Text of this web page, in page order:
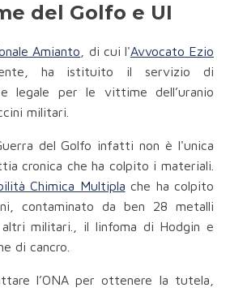
del Golfo e UI
Amianto , di cui l'Avvocato Ezio
ha istituito il servizio di
legale per le vittime dell’uranio
militari.
del Golfo infatti non è l'unica
cronica che ha colpito i materiali.
Chimica Multipla che ha colpito
contaminato da ben 28 metalli
militari., il linfoma di Hodgin e
di cancro.
l’ONA per ottenere la tutela,